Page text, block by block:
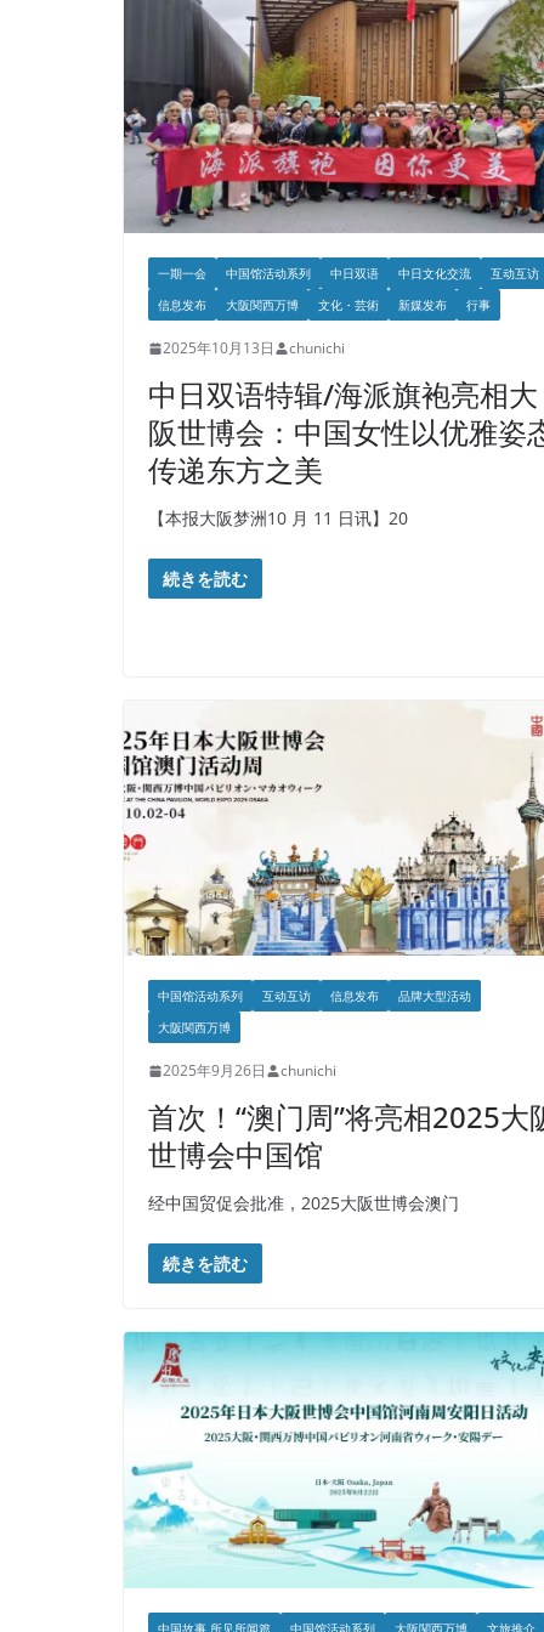
一期一会 中国馆活动系列 中日双语 中日文化交流
互动互访
信息发布
大阪関西万博 文化・芸術 新媒发布 行事
2025年10月13日 chunichi
中日双语特辑/海派旗袍亮相大
阪世博会：中国女性以优雅姿
传递东方之美
【本报大阪梦洲10 月 11 日讯】20
続きを読む
中国馆活动系列 互动互访 信息发布
品牌大型活动
大阪関西万博
2025年9月26日 chunichi
首次！“澳门周”将亮相2025大
世博会中国馆
经中国贸促会批准，2025大阪世博会澳门
続きを読む
中国故事 所见所闻篇 中国馆活动系列 大阪関西万博 文旅推介